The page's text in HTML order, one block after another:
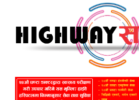
गृहपृष्ठ
ताजा
समाचार